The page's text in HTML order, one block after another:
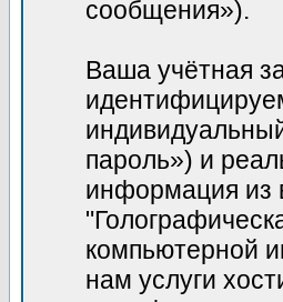
сообщения»).
Ваша учётная
пароль») и
информация из
компьютерной
нам услуги